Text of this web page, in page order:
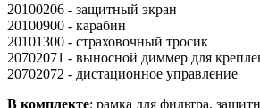
20100206 - защитный экран
20100900 - карабин
20101300 - страховочный тросик
20702071 - выносной диммер для
20702072 - дистационное управление
В комплекте: рамка для фильтра,